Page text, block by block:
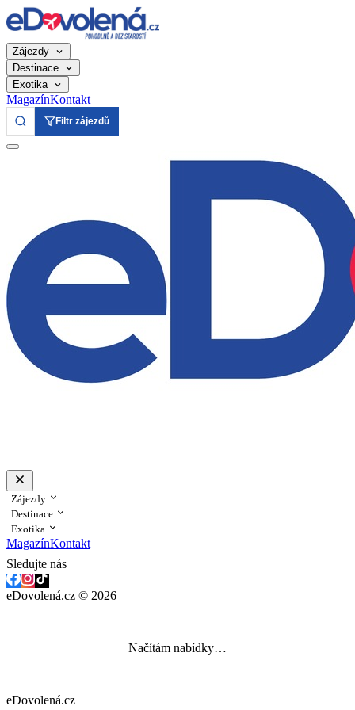
Zájezdy
Destinace
Exotika
MagazínKontakt
Filtr zájezdů
Zájezdy
Destinace
Exotika
MagazínKontakt
Sledujte nás
eDovolená.cz © 2026
Načítám nabídky…
eDovolená.cz